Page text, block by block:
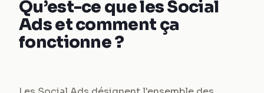
Qu’est-ce que les Social
Ads et comment ça
fonctionne ?